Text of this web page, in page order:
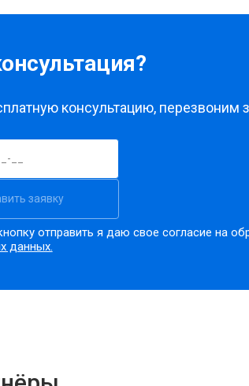
консультацию, перезвоним
заявку
отправить я даю свое согласие на
данных.